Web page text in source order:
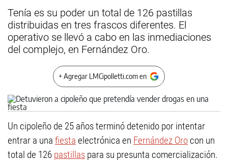
Tenía es su poder un total de 126 pastillas
distribuidas en tres frascos diferentes. El
operativo se llevó a cabo en las inmediaciones
del complejo, en Fernández Oro.
+ Agregar LMCipolletti.com en
Un cipoleño de 25 años terminó detenido por intentar
entrar a una fiesta electrónica en Fernández Oro con un
total de 126 pastillas para su presunta comercialización.